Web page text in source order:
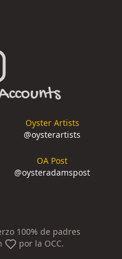
Oyster Artists
@oysterartists
OA Post
@oysteradamspost
100% de padres
por la OCC.